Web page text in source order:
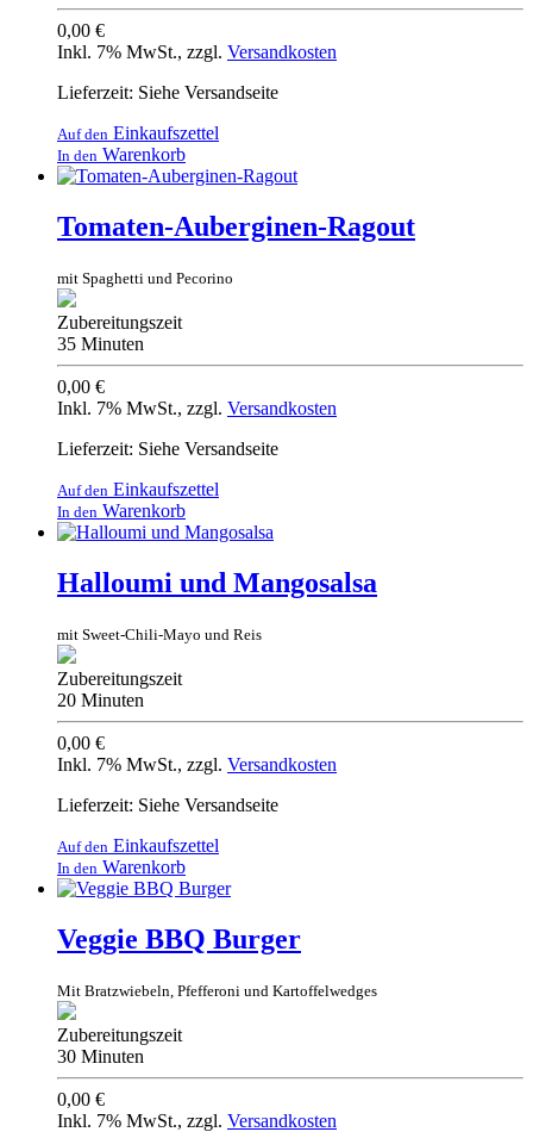
0,00 €
Inkl. 7% MwSt., zzgl. Versandkosten
Lieferzeit: Siehe Versandseite
Auf den Einkaufszettel
In den Warenkorb
Tomaten-Auberginen-Ragout
mit Spaghetti und Pecorino
Zubereitungszeit
35 Minuten
0,00 €
Inkl. 7% MwSt., zzgl. Versandkosten
Lieferzeit: Siehe Versandseite
Auf den Einkaufszettel
In den Warenkorb
Halloumi und Mangosalsa
mit Sweet-Chili-Mayo und Reis
Zubereitungszeit
20 Minuten
0,00 €
Inkl. 7% MwSt., zzgl. Versandkosten
Lieferzeit: Siehe Versandseite
Auf den Einkaufszettel
In den Warenkorb
Veggie BBQ Burger
Mit Bratzwiebeln, Pfefferoni und Kartoffelwedges
Zubereitungszeit
30 Minuten
0,00 €
Inkl. 7% MwSt., zzgl. Versandkosten